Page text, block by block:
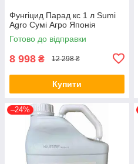
Фунгіцид Парад кс 1 л Sumi
Agro Сумі Агро Японія
Готово до відправки
8 998 ₴ 12 298 ₴
Купити
–24%